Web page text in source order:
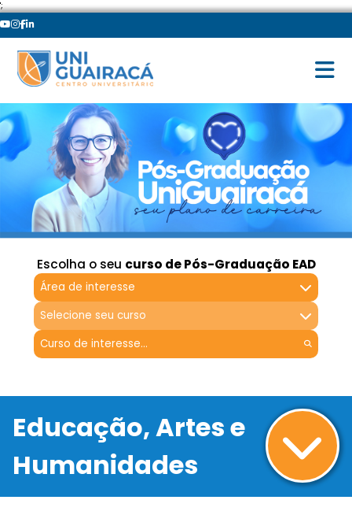
';
Escolha o seu curso de Pós-Graduação EAD
Área de interesse
Selecione seu curso
Educação, Artes e
Humanidades